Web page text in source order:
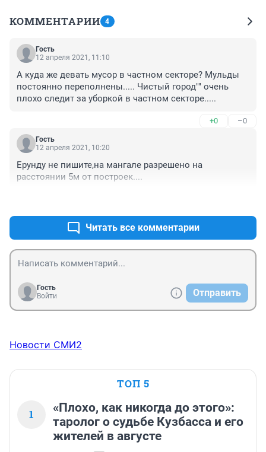
КОММЕНТАРИИ 4
Гость
12 апреля 2021, 11:10
А куда же девать мусор в частном секторе? Мульды
постоянно переполнены..... Чистый город"" очень
плохо следит за уборкой в частном секторе.....
+0 –0
Гость
12 апреля 2021, 10:20
Ерунду не пишите,на мангале разрешено на
расстоянии 5м от построек....
Читать все комментарии
Гость
Войти
Отправить
Новости СМИ2
ТОП 5
1
«Плохо, как никогда до этого»:
таролог о судьбе Кузбасса и его
жителей в августе